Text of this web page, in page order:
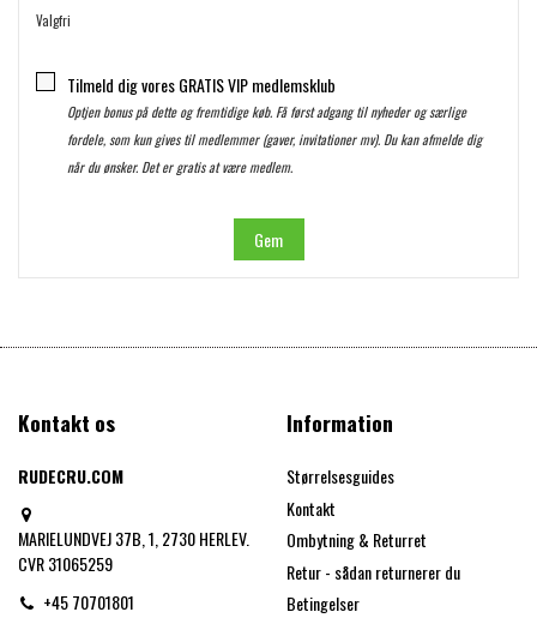
Valgfri
Tilmeld dig vores GRATIS VIP medlemsklub
Optjen bonus på dette og fremtidige køb. Få først adgang til nyheder og særlige
fordele, som kun gives til medlemmer (gaver, invitationer mv). Du kan afmelde dig
når du ønsker. Det er gratis at være medlem.
Gem
Kontakt os
RUDECRU.COM
MARIELUNDVEJ 37B, 1, 2730 HERLEV.
CVR 31065259
+45 70701801
Information
Størrelsesguides
Kontakt
Ombytning & Returret
Retur - sådan returnerer du
Betingelser